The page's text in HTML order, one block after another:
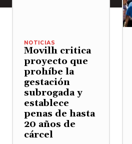
NOTICIAS
Movilh critica
proyecto que
prohíbe la
gestación
subrogada y
establece
penas de hasta
20 años de
cárcel